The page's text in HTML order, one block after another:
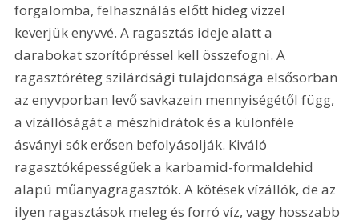
forgalomba, felhasználás előtt hideg vízzel
keverjük enyvvé. A ragasztás ideje alatt a
darabokat szorítópréssel kell összefogni. A
ragasztóréteg szilárdsági tulajdonsága elsősorban
az enyvporban levő savkazein mennyiségétől függ,
a vízállóságát a mészhidrátok és a különféle
ásványi sók erősen befolyásolják. Kiváló
ragasztóképességűek a karbamid-formaldehid
alapú műanyagragasztók. A kötések vízállók, de az
ilyen ragasztások meleg és forró víz, vagy hosszabb